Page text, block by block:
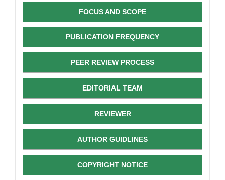
FOCUS AND SCOPE
PUBLICATION FREQUENCY
PEER REVIEW PROCESS
EDITORIAL TEAM
REVIEWER
AUTHOR GUIDLINES
COPYRIGHT NOTICE